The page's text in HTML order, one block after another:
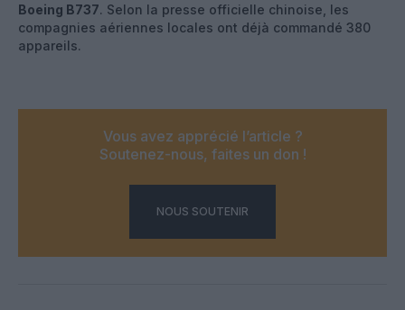
Boeing B737. Selon la presse officielle chinoise, les
compagnies aériennes locales ont déjà commandé 380
appareils.
Vous avez apprécié l’article ?
Soutenez-nous, faites un don !
NOUS SOUTENIR